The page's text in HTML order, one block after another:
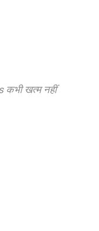
कभी खत्म नहीं